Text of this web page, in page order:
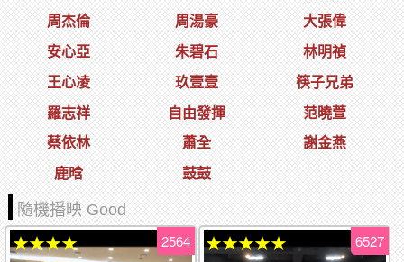
周杰倫
周湯豪
大張偉
安心亞
朱碧石
林明禎
王心凌
玖壹壹
筷子兄弟
羅志祥
自由發揮
范曉萱
蔡依林
蕭全
謝金燕
鹿晗
鼓鼓
隨機播映 Good
2564
★★★★ 6527
★★★★★